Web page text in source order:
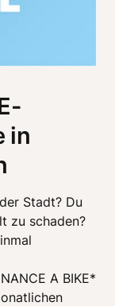
in
Stadt? Du
zu schaden?
A BIKE*